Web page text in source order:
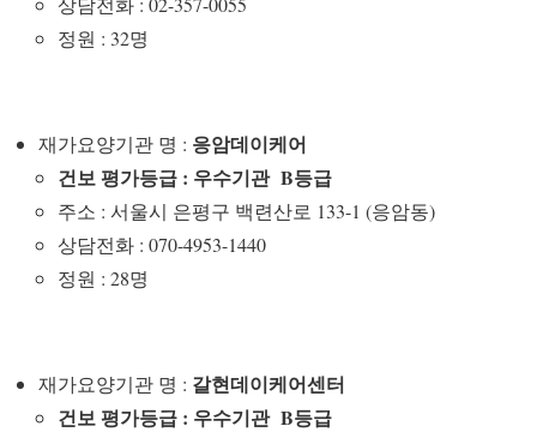
정원 : 32명
재가요양기관 명 : 응암데이케어
건보 평가등급 : 우수기관 B등급
주소 : 서울시 은평구 백련산로 133-1 (응암동)
상담전화 : 070-4953-1440
정원 : 28명
재가요양기관 명 : 갈현데이케어센터
건보 평가등급 : 우수기관 B등급